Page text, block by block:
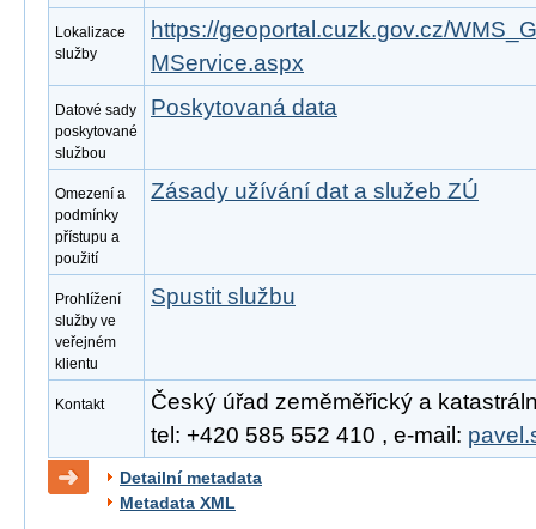
Lokalizace
služby
https://geoportal.cuzk.gov.cz/
MService.aspx
Datové sady
poskytované
službou
Poskytovaná data
Omezení a
podmínky
přístupu a
použití
Zásady užívání dat a služeb ZÚ
Prohlížení
služby ve
veřejném
klientu
Spustit službu
Kontakt
Český úřad zeměměřický a
tel: +420 585 552 410 , e-mail:
Detailní metadata
Metadata XML